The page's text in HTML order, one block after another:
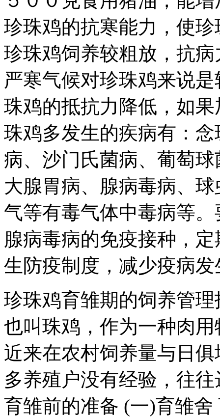
珍珠鸡的抗寒能力，使
珍珠鸡饲养较粗放，抗
严寒气候对珍珠鸡来说
珠鸡的抵抗力降低，如
珠鸡多发生的疾病有：
病、沙门氏菌病、葡萄
大腺胃病、腺病毒病、
气等有毒气体中毒病等
腺病毒病的免疫接种，
生防疫制度，减少疫病
珍珠鸡育雏期的饲养管
也叫珠鸡，作为一种肉
近来在农村饲养量与日
多养殖户没有经验，往
育雏前的准备 (一)育雏